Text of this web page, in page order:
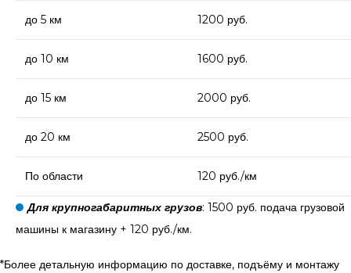
до 5 км 1200 руб.
до 10 км 1600 руб.
до 15 км 2000 руб.
до 20 км 2500 руб.
По области 120 руб./км
Для крупногабаритных грузов: 1500 руб. подача грузовой
машины к магазину + 120 руб./км.
*Более детальную информацию по доставке, подъёму и монтажу